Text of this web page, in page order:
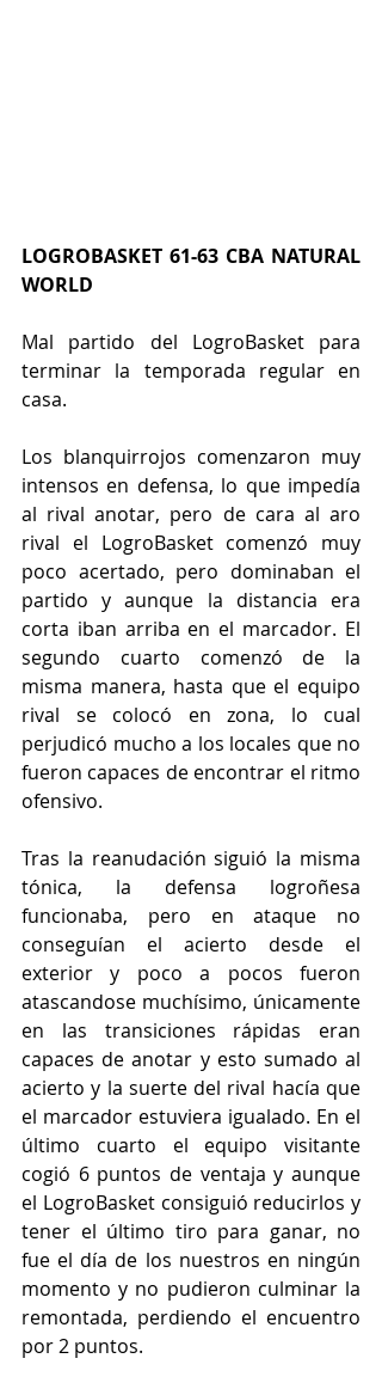
LOGROBASKET 61-63 CBA NATURAL
WORLD
Mal partido del LogroBasket para
terminar la temporada regular en
casa.
Los blanquirrojos comenzaron muy
intensos en defensa, lo que impedía
al rival anotar, pero de cara al aro
rival el LogroBasket comenzó muy
poco acertado, pero dominaban el
partido y aunque la distancia era
corta iban arriba en el marcador. El
segundo cuarto comenzó de la
misma manera, hasta que el equipo
rival se colocó en zona, lo cual
perjudicó mucho a los locales que no
fueron capaces de encontrar el ritmo
ofensivo.
Tras la reanudación siguió la misma
tónica, la defensa logroñesa
funcionaba, pero en ataque no
conseguían el acierto desde el
exterior y poco a pocos fueron
atascandose muchísimo, únicamente
en las transiciones rápidas eran
capaces de anotar y esto sumado al
acierto y la suerte del rival hacía que
el marcador estuviera igualado. En el
último cuarto el equipo visitante
cogió 6 puntos de ventaja y aunque
el LogroBasket consiguió reducirlos y
tener el último tiro para ganar, no
fue el día de los nuestros en ningún
momento y no pudieron culminar la
remontada, perdiendo el encuentro
por 2 puntos.